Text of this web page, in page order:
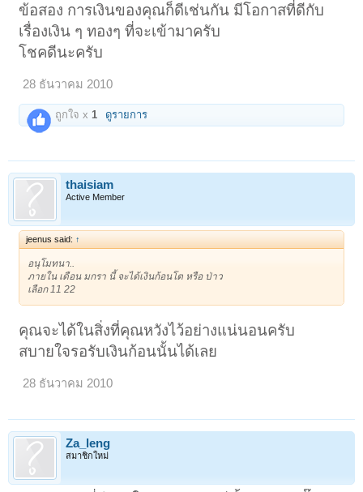
ข้อสอง การเงินของคุณก็ดีเช่นกัน มีโอกาสที่ดีกับ
เรื่องเงิน ๆ ทองๆ ที่จะเข้ามาครับ
โชคดีนะครับ
28 ธันวาคม 2010
ถูกใจ x1 ดูรายการ
thaisiam
Active Member
jeenus said: ↑
อนุโมทนา..
ภายใน เดือน มกรา นี้ จะได้เงินก้อนโต หรือ ป่าว
เลือก 11 22
คุณจะได้ในสิ่งที่คุณหวังไว้อย่างแน่นอนครับ
สบายใจรอรับเงินก้อนนั้นได้เลย
28 ธันวาคม 2010
Za_leng
สมาชิกใหม่